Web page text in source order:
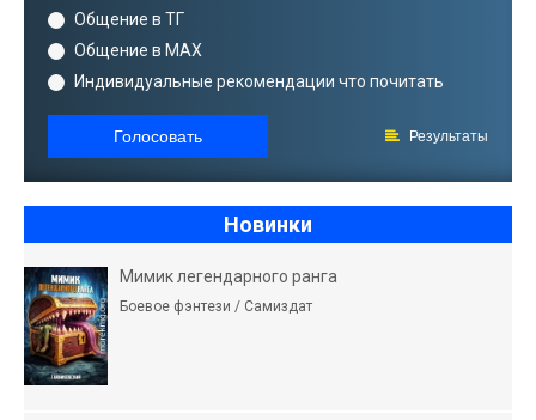
Общение в ТГ
Общение в MAX
Индивидуальные рекомендации что почитать
Голосовать Результаты
Новинки
Мимик легендарного ранга
Боевое фэнтези / Самиздат